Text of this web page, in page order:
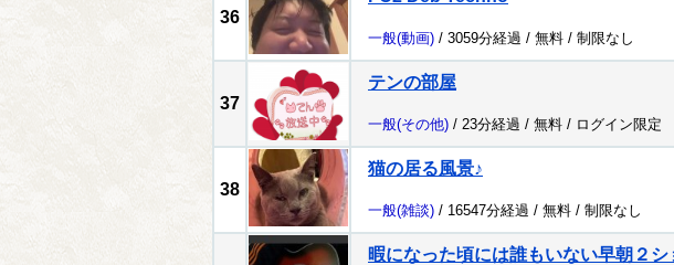
36
一般(動画) / 3059分経過 / 無料 / 制限なし
37
テンの部屋
一般(その他) / 23分経過 / 無料 / ログイン限定
38
猫の居る風景♪
一般(雑談) / 16547分経過 / 無料 / 制限なし
暇になった頃には誰もいない早朝２シ